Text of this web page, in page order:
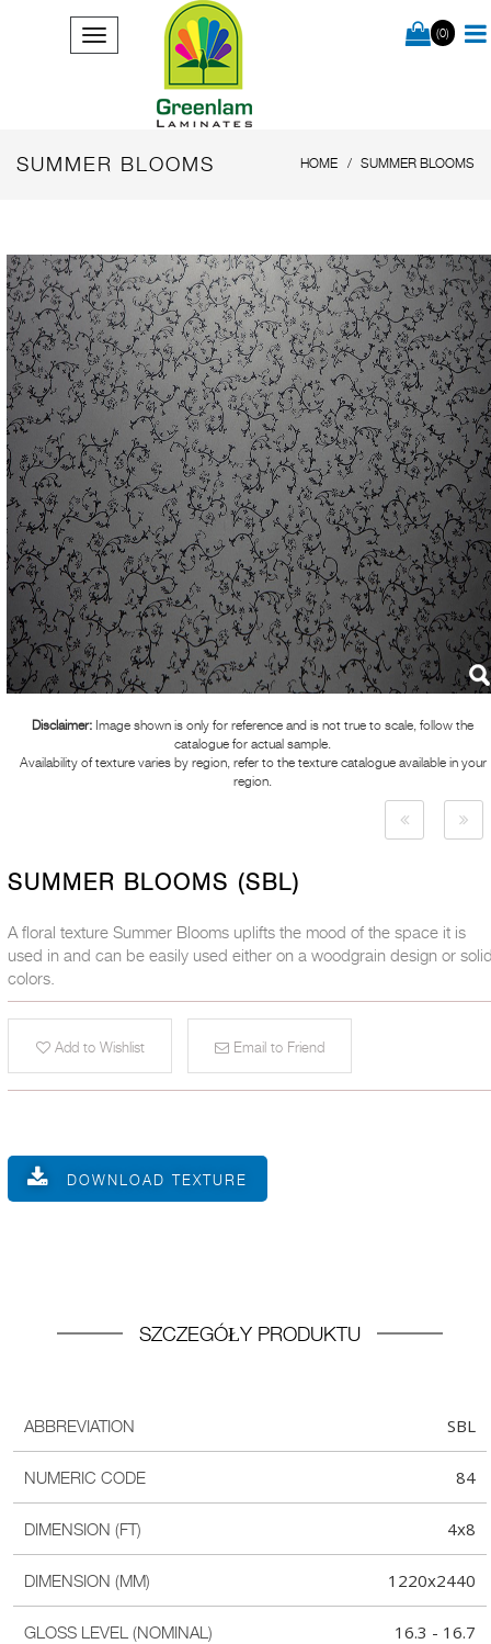
(0)
SUMMER BLOOMS HOME SUMMER BLOOMS
Disclaimer: Image shown is only for reference and is not true to scale, follow the
catalogue for actual sample.
Availability of texture varies by region, refer to the texture catalogue available in your
region.
SUMMER BLOOMS (SBL)
A floral texture Summer Blooms uplifts the mood of the space it is
used in and can be easily used either on a woodgrain design or
colors.
Add to Wishlist Email to Friend
DOWNLOAD TEXTURE
SZCZEGÓŁY PRODUKTU
ABBREVIATION SBL
NUMERIC CODE 84
DIMENSION (FT) 4x8
DIMENSION (MM) 1220x2440
GLOSS LEVEL (NOMINAL) 16.3 - 16.7